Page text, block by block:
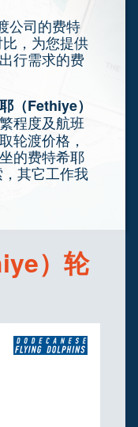
公司的费特
，为您提供
行需求的费
（Fethiye）
程度及航班
轮渡价格，
的费特希耶
，其它工作我
）轮